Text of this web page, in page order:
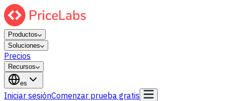
Productos
Soluciones
Precios
Recursos
es
Iniciar sesiónComenzar prueba gratis